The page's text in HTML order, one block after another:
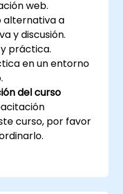
web.
alternativa a
y discusión.
práctica.
en un entorno
del curso
curso, por favor